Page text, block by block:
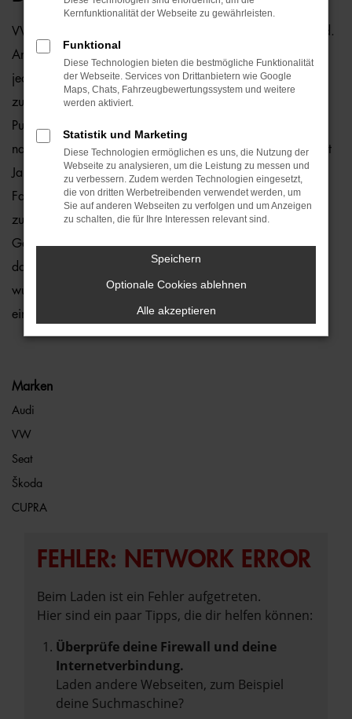
VW Passat Jahreswagen sind ein echter Preishit für Bielefeld.
Angeboten werden Fahrzeuge, die zwar gebraucht sind,
jedoch erst vor maximal zwölf Monaten zum ersten Mal
zugelassen wurden. Fast noch neu trifft es ebenfalls auf den
Punkt, denn Mängel stellen wir in unserer Meisterwerkstatt
nahezu nie fest. Dennoch kontrollieren wir jeden VW Passat
Jahreswagen vor dem Verkauf und entlassen nur 1a-
Fahrzeuge auf die Straßen von Bielefeld. Sie profitieren
zudem davon, dass die Modelle aus der aktuellen
Generation stammen und entsprechend mit vielen Extras
daherkommen. Die Motoren sind effizient und das Auto
wurde bereits perfekt eingefahren. Sie brauchen nur noch
einzusteigen und durchzustarten.
Marken
Audi
VW
Seat
Škoda
CUPRA
FEHLER: NETWORK ERROR
Beim Laden ist ein Fehler aufgetreten.
Hier sind ein paar Tipps, die dir helfen können:
Überprüfe deine Firewall und deine
Internetverbindung.
Laden andere Webseiten, zum Beispiel
deine Suchmaschine?
Kernfunktionalität der Webseite zu gewährleisten.
Funktional
Diese Technologien bieten die bestmögliche Funktionalität
der Webseite. Services von Drittanbietern wie Google
Maps, Chats, Fahrzeugbewertungssystem und weitere
werden aktiviert.
Statistik und Marketing
Diese Technologien ermöglichen es uns, die Nutzung der
Webseite zu analysieren, um die Leistung zu messen und
zu verbessern. Zudem werden Technologien eingesetzt,
die von dritten Werbetreibenden verwendet werden, um
Sie auf anderen Webseiten zu verfolgen und um Anzeigen
zu schalten, die für Ihre Interessen relevant sind.
Speichern
Optionale Cookies ablehnen
Alle akzeptieren